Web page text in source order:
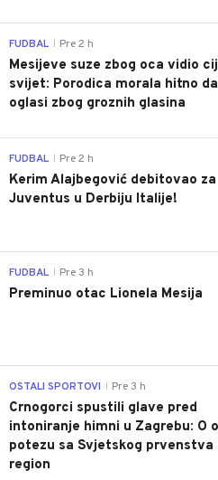
FUDBAL Pre 2 h
Mesijeve suze zbog oca vidio
svijet: Porodica morala hitno
oglasi zbog groznih glasina
FUDBAL Pre 2 h
Kerim Alajbegović debitovao za
Juventus u Derbiju Italije!
FUDBAL Pre 3 h
Preminuo otac Lionela Mesija
OSTALI SPORTOVI Pre 3 h
Crnogorci spustili glave pred
intoniranje himni u Zagrebu: O
potezu sa Svjetskog prvenstva
region